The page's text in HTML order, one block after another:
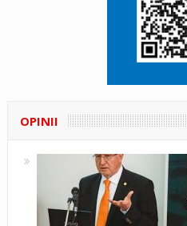
OPINII